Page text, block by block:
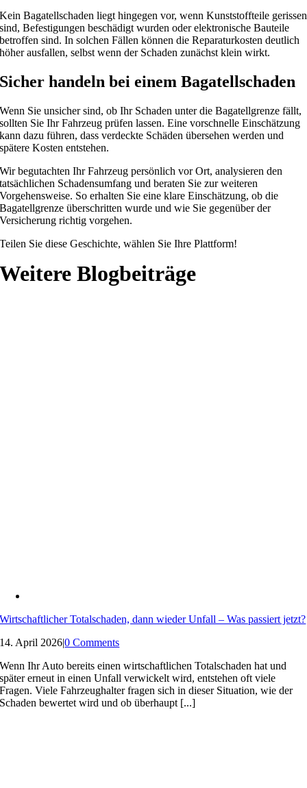
Kein Bagatellschaden liegt hingegen vor, wenn Kunststoffteile gerissen
sind, Befestigungen beschädigt wurden oder elektronische Bauteile
betroffen sind. In solchen Fällen können die Reparaturkosten deutlich
höher ausfallen, selbst wenn der Schaden zunächst klein wirkt.
Sicher handeln bei einem Bagatellschaden
Wenn Sie unsicher sind, ob Ihr Schaden unter die Bagatellgrenze fällt,
sollten Sie Ihr Fahrzeug prüfen lassen. Eine vorschnelle Einschätzung
kann dazu führen, dass verdeckte Schäden übersehen werden und
spätere Kosten entstehen.
Wir begutachten Ihr Fahrzeug persönlich vor Ort, analysieren den
tatsächlichen Schadensumfang und beraten Sie zur weiteren
Vorgehensweise. So erhalten Sie eine klare Einschätzung, ob die
Bagatellgrenze überschritten wurde und wie Sie gegenüber der
Versicherung richtig vorgehen.
Teilen Sie diese Geschichte, wählen Sie Ihre Plattform!
Weitere Blogbeiträge
Wirtschaftlicher Totalschaden, dann wieder Unfall – Was passiert jetzt?
14. April 2026|0 Comments
Wenn Ihr Auto bereits einen wirtschaftlichen Totalschaden hat und
später erneut in einen Unfall verwickelt wird, entstehen oft viele
Fragen. Viele Fahrzeughalter fragen sich in dieser Situation, wie der
Schaden bewertet wird und ob überhaupt [...]